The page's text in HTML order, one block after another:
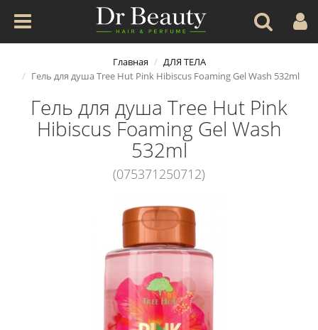
Главная
ДЛЯ ТЕЛА
Гель для душа Tree Hut Pink Hibiscus Foaming Gel Wash 532ml
Гель для душа Tree Hut Pink
Hibiscus Foaming Gel Wash
532ml
(075371250712)